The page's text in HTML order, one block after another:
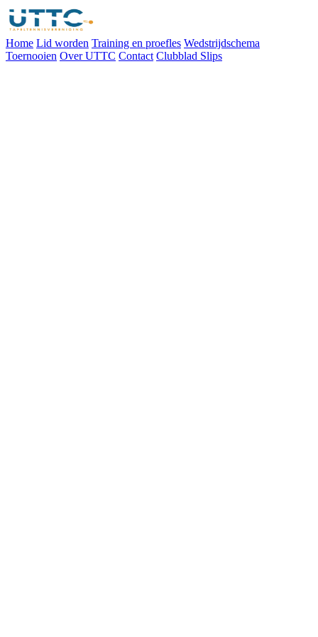
Home Lid worden Training en proefles Wedstrijdschema
Toernooien Over UTTC Contact Clubblad Slips